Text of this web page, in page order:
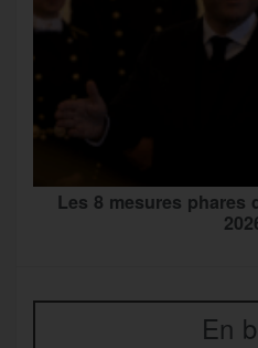
Les 8 mesures phares
En